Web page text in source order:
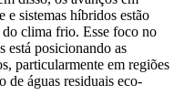
e sistemas híbridos estão
clima frio. Esse foco no
está posicionando as
particularmente em regiões
de águas residuais eco-